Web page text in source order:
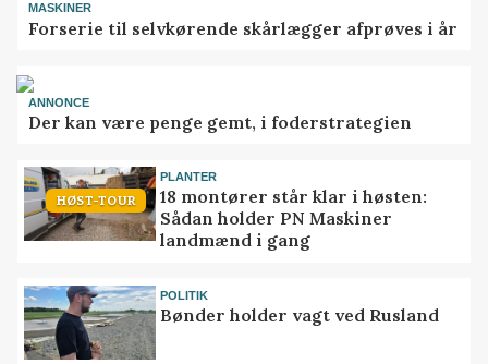
MASKINER
Forserie til selvkørende skårlægger afprøves i år
ANNONCE
Der kan være penge gemt, i foderstrategien
HØST-TOUR
PLANTER
18 montører står klar i høsten:
Sådan holder PN Maskiner
landmænd i gang
POLITIK
Bønder holder vagt ved Rusland